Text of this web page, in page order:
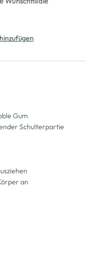
Gum
Schulterpartie
an